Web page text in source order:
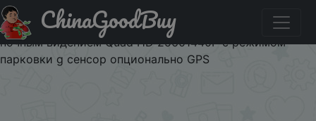
Купити по знижці SOBLACK500 Автомобильный
видеорегистратор VIOFO A119 V3 2K 60fps с супер
ночным видением Quad HD 25601440P с режимом
парковки g сенсор опционально GPS
ChinaGoodBuy